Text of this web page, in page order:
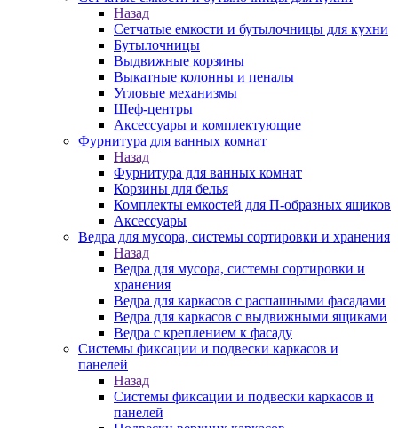
Назад
Сетчатые емкости и бутылочницы для кухни
Бутылочницы
Выдвижные корзины
Выкатные колонны и пеналы
Угловые механизмы
Шеф-центры
Аксессуары и комплектующие
Фурнитура для ванных комнат
Назад
Фурнитура для ванных комнат
Корзины для белья
Комплекты емкостей для П-образных ящиков
Аксессуары
Ведра для мусора, системы сортировки и хранения
Назад
Ведра для мусора, системы сортировки и
хранения
Ведра для каркасов с распашными фасадами
Ведра для каркасов с выдвижными ящиками
Ведра с креплением к фасаду
Системы фиксации и подвески каркасов и
панелей
Назад
Системы фиксации и подвески каркасов и
панелей